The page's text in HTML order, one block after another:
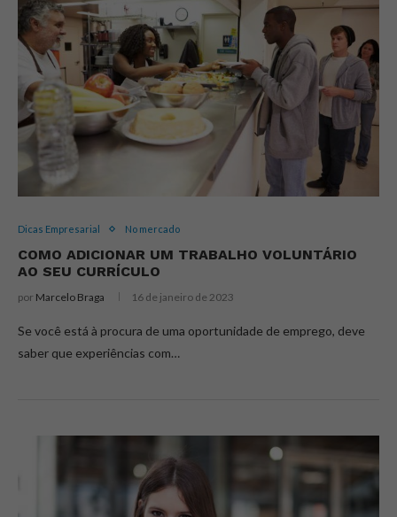
Dicas Empresarial No mercado
COMO ADICIONAR UM TRABALHO VOLUNTÁRIO
AO SEU CURRÍCULO
por Marcelo Braga 16 de janeiro de 2023
Se você está à procura de uma oportunidade de emprego, deve
saber que experiências com…